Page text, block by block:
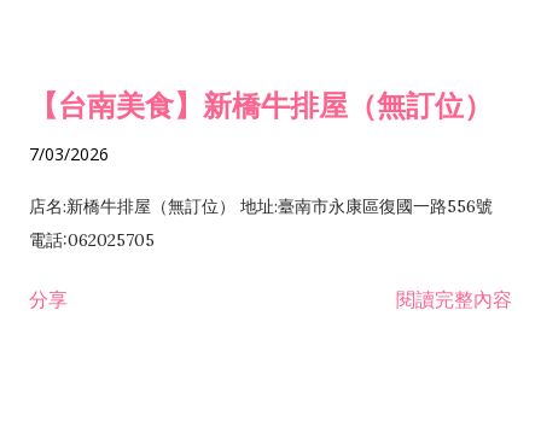
【台南美食】新橋牛排屋（無訂位）
7/03/2026
店名:新橋牛排屋（無訂位） 地址:臺南市永康區復國一路556號
電話:062025705
分享 閱讀完整內容